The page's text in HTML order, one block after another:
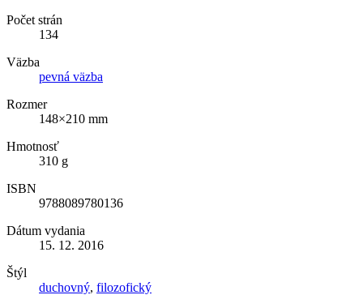
Počet strán
134
Väzba
pevná väzba
Rozmer
148×210 mm
Hmotnosť
310 g
ISBN
9788089780136
Dátum vydania
15. 12. 2016
Štýl
duchovný, filozofický